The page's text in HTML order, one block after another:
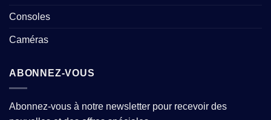
Consoles
Caméras
ABONNEZ-VOUS
Abonnez-vous à notre newsletter pour recevoir des